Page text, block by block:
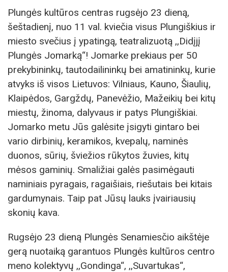
Plungės kultūros centras rugsėjo 23 dieną,
šeštadienį, nuo 11 val. kviečia visus Plungiškius ir
miesto svečius į ypatingą, teatralizuotą ,,Didįjį
Plungės Jomarką“! Jomarke prekiaus per 50
prekybininkų, tautodailininkų bei amatininkų, kurie
atvyks iš visos Lietuvos: Vilniaus, Kauno, Šiaulių,
Klaipėdos, Gargždų, Panevėžio, Mažeikių bei kitų
miestų, žinoma, dalyvaus ir patys Plungiškiai.
Jomarko metu Jūs galėsite įsigyti gintaro bei
vario dirbinių, keramikos, kvepalų, naminės
duonos, sūrių, šviežios rūkytos žuvies, kitų
mėsos gaminių. Smaližiai galės pasimėgauti
naminiais pyragais, ragaišiais, riešutais bei kitais
gardumynais. Taip pat Jūsų lauks įvairiausių
skonių kava.
Rugsėjo 23 dieną Plungės Senamiesčio aikštėje
gerą nuotaiką garantuos Plungės kultūros centro
meno kolektyvų ,,Gondinga“, ,,Suvartukas“,